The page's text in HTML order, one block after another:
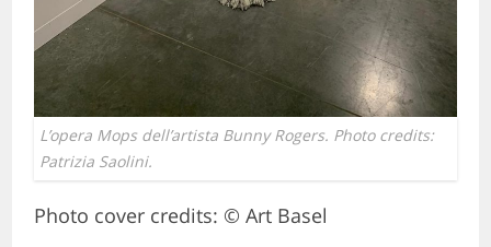
L’opera Mops dell’artista Bunny Rogers. Photo credits:
Patrizia Saolini.
Photo cover credits: © Art Basel